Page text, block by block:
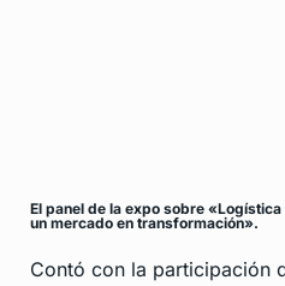
El panel de la expo sobre
un mercado en transformación».
Contó con la participación